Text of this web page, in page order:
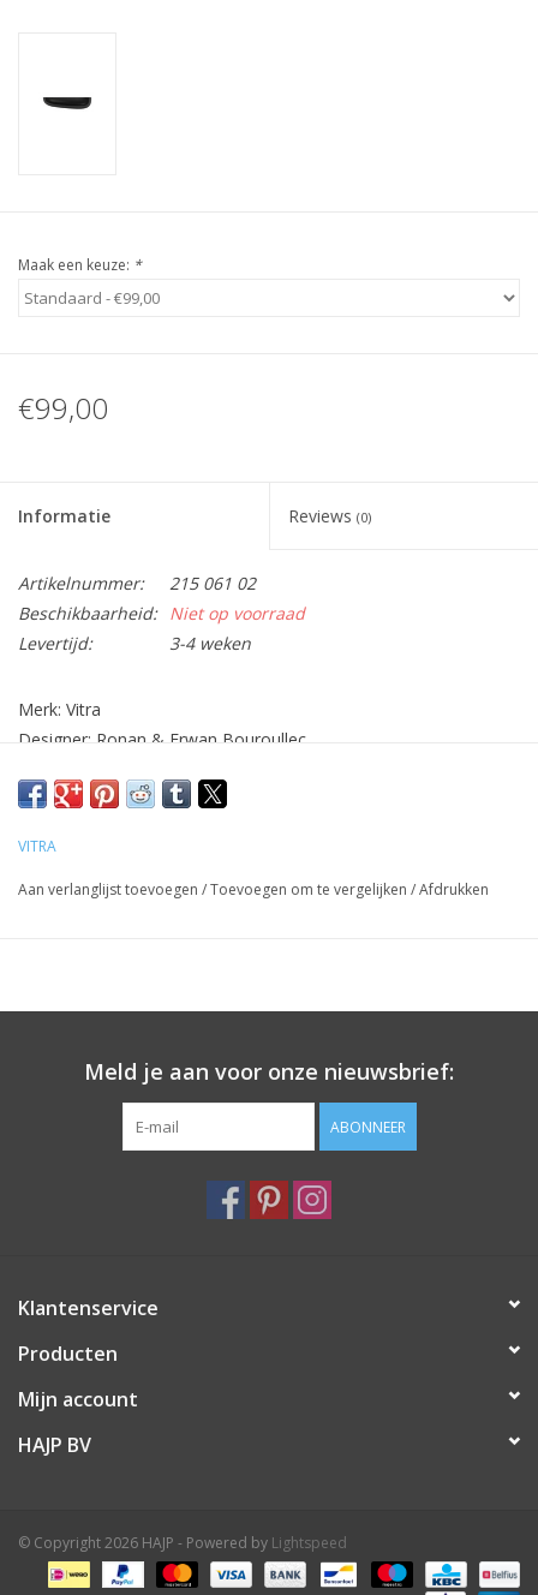
Maak een keuze: *
€99,00
Informatie Reviews (0)
Artikelnummer:
215 061 02
Beschikbaarheid: Niet op voorraad
Levertijd:
3-4 weken
Merk: Vitra
Designer: Ronan & Erwan Bouroullec
Wandhouder: Polyamide
VITRA
Aan verlanglijst toevoegen /Toevoegen om te vergelijken /Afdrukken
Meld je aan voor onze nieuwsbrief:
ABONNEER
Klantenservice
Producten
Mijn account
HAJP BV
© Copyright 2026 HAJP - Powered by Lightspeed